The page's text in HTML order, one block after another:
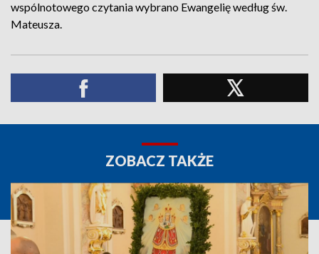
wspólnotowego czytania wybrano Ewangelię według św.
Mateusza.
ZOBACZ TAKŻE